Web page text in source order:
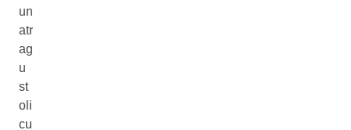
un
atr
ag
u
st
oli
cu